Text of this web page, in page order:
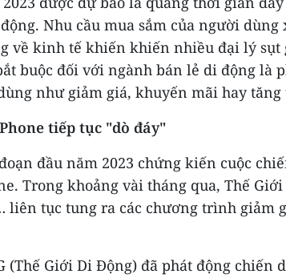
Nhu cầu mua sắm của người
về kinh tế khiến khiến nhiều đại lý sụt
buộc đối với ngành bán lẻ di động là
như giảm giá, khuyến mãi hay
tiếp tục "dò đáy"
đầu năm 2023 chứng kiến cuộc
Trong khoảng vài tháng qua, Thế
liên tục tung ra các chương trình giảm
(Thế Giới Di Động) đã phát động chiến